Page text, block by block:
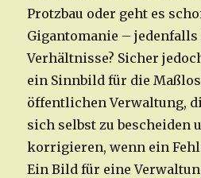
Protzbau oder geht es
Gigantomanie –
Verhältnisse? Sicher
ein Sinnbild für die
öffentlichen Verwaltung,
sich selbst zu bescheiden
korrigieren, wenn ein
Ein Bild für eine